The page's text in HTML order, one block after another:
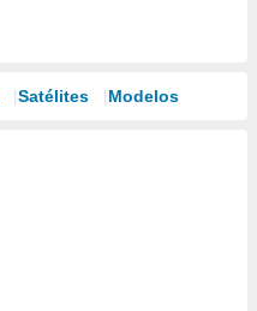
Satélites Modelos